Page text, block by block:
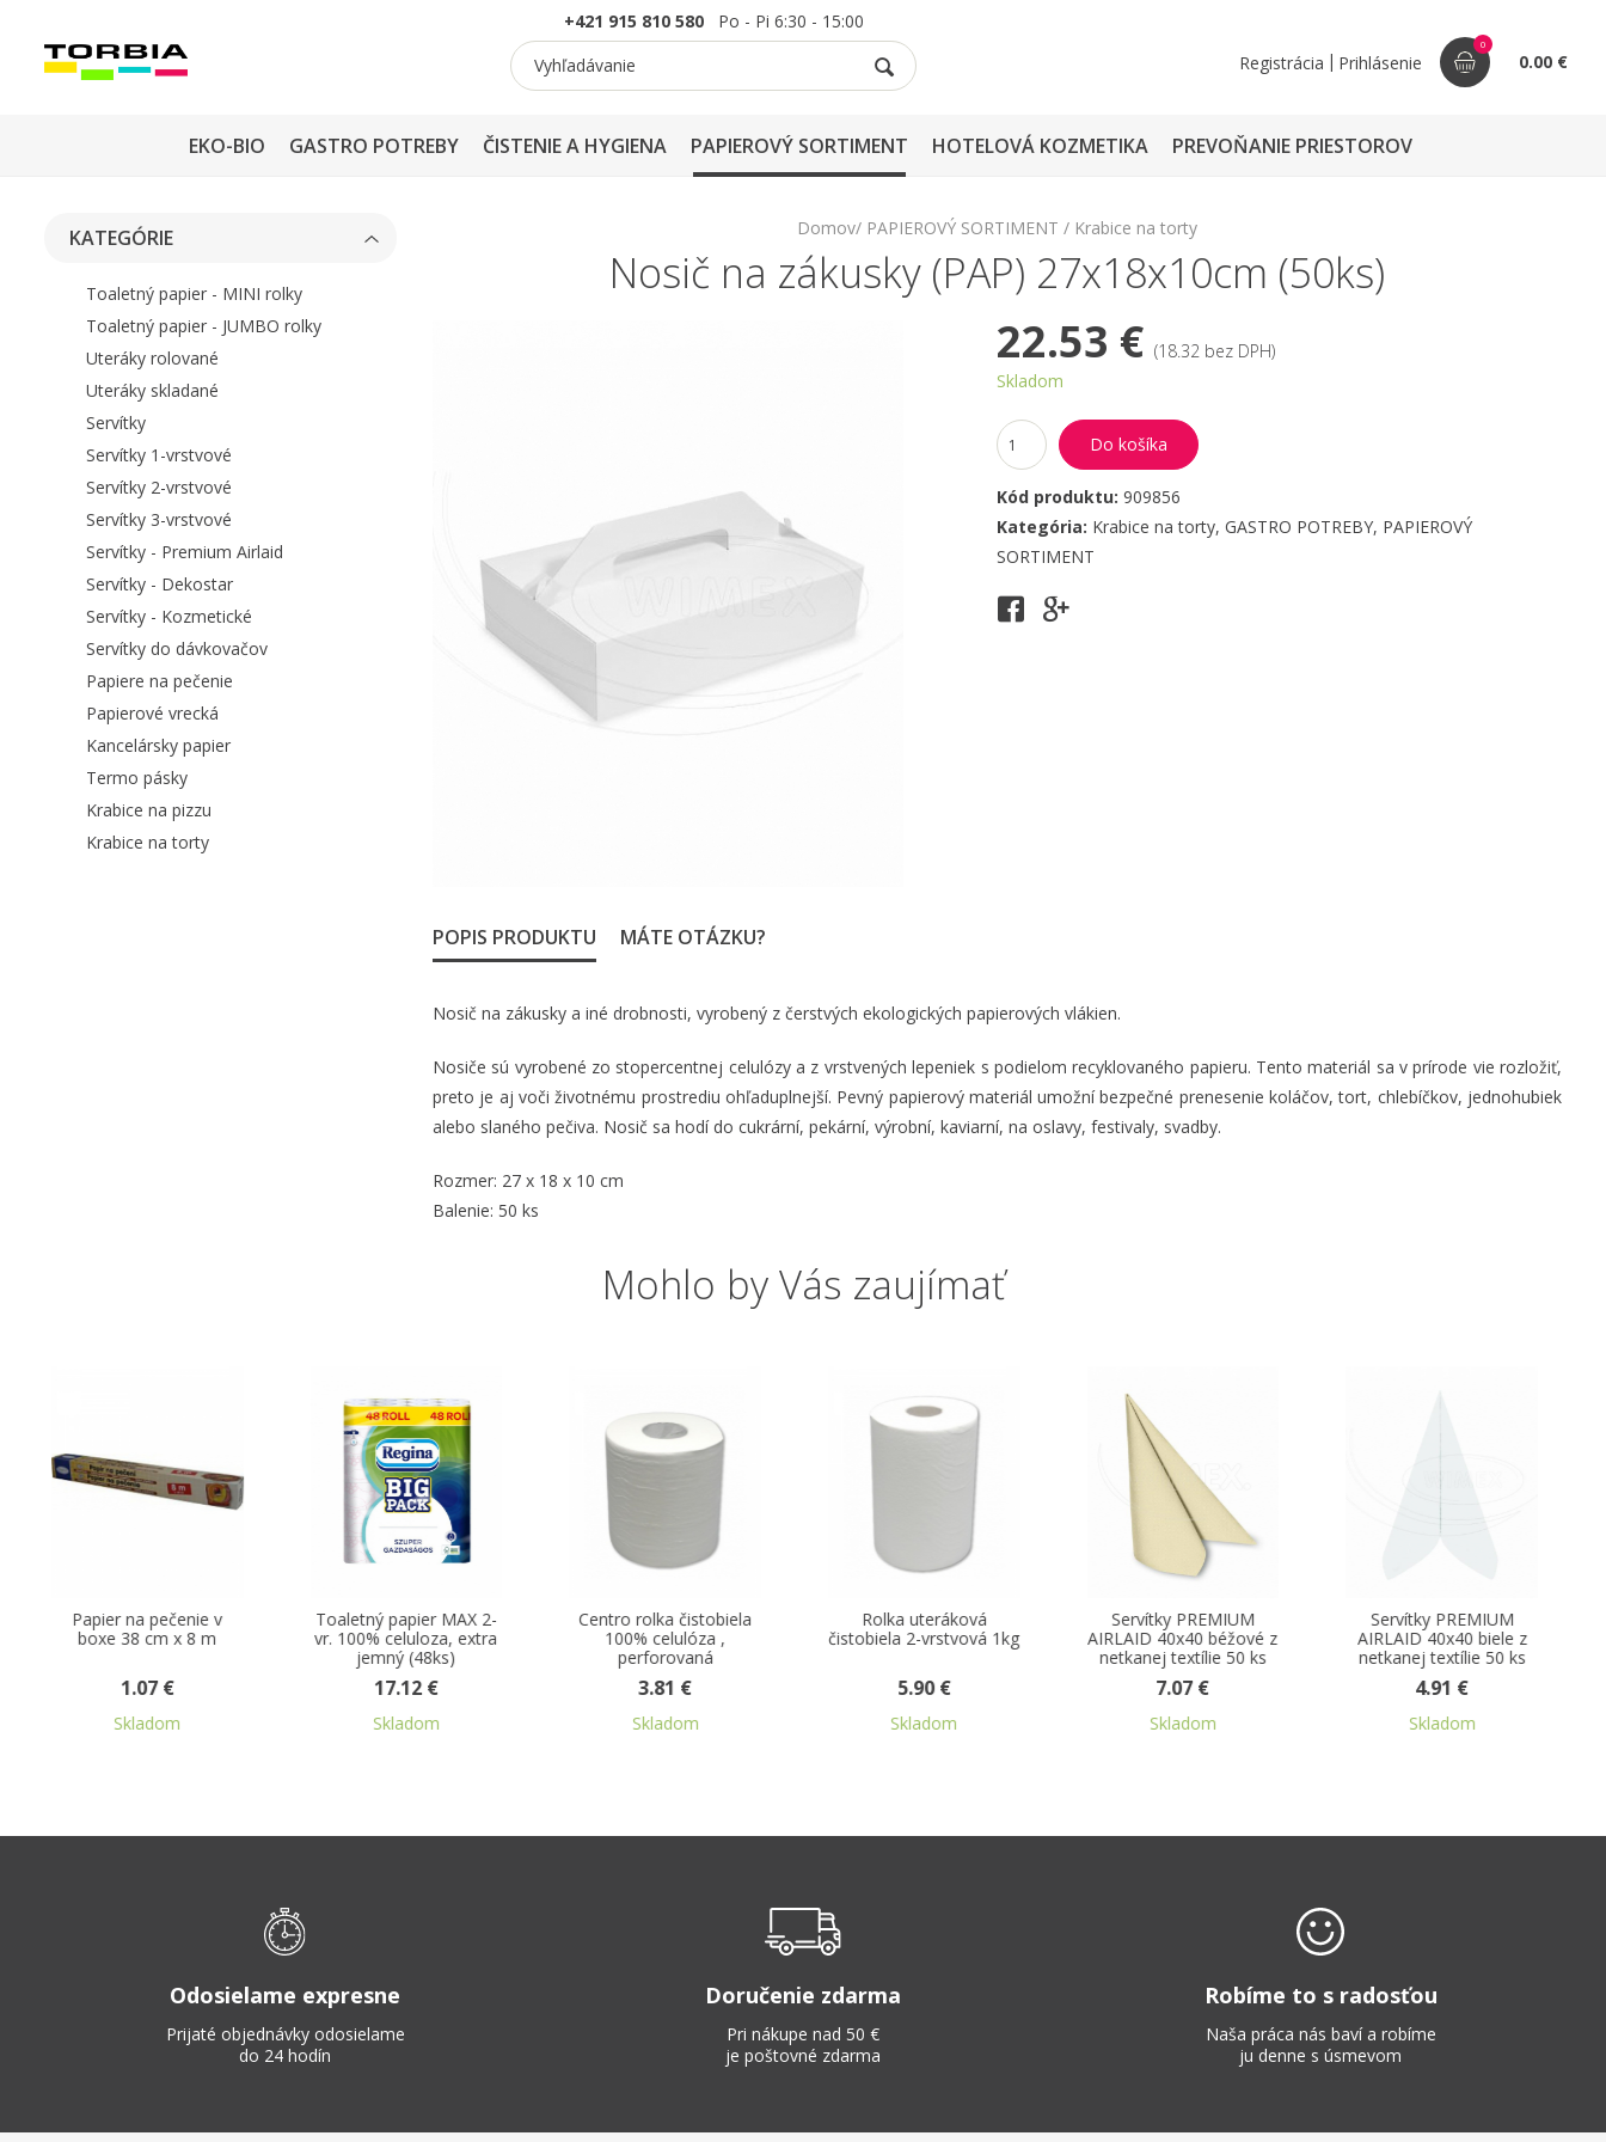
+421 915 810 580Po - Pi 6:30 - 15:00
Registrácia | Prihlásenie
0
0.00 €
EKO-BIO GASTRO POTREBY ČISTENIE A HYGIENA PAPIEROVÝ SORTIMENT HOTELOVÁ KOZMETIKA PREVOŇANIE PRIESTOROV
KATEGÓRIE
Toaletný papier - MINI rolky
Toaletný papier - JUMBO rolky
Uteráky rolované
Uteráky skladané
Servítky
Servítky 1-vrstvové
Servítky 2-vrstvové
Servítky 3-vrstvové
Servítky - Premium Airlaid
Servítky - Dekostar
Servítky - Kozmetické
Servítky do dávkovačov
Papiere na pečenie
Papierové vrecká
Kancelársky papier
Termo pásky
Krabice na pizzu
Krabice na torty
Domov PAPIEROVÝ SORTIMENT Krabice na torty
Nosič na zákusky (PAP) 27x18x10cm (50ks)
22.53 €(18.32 bez DPH)
Skladom
Do košíka
Kód produktu:909856
Kategória: Krabice na torty,GASTRO POTREBY, PAPIEROVÝ
SORTIMENT
POPIS PRODUKTU MÁTE OTÁZKU?
Nosič na zákusky a iné drobnosti, vyrobený z čerstvých ekologických papierových vlákien.
Nosiče sú vyrobené zo stopercentnej celulózy a z vrstvených lepeniek s podielom recyklovaného papieru. Tento materiál sa v prírode vie rozložiť,
preto je aj voči životnému prostrediu ohľaduplnejší. Pevný papierový materiál umožní bezpečné prenesenie koláčov, tort, chlebíčkov, jednohubiek
alebo slaného pečiva. Nosič sa hodí do cukrární, pekární, výrobní, kaviarní, na oslavy, festivaly, svadby.
Rozmer: 27 x 18 x 10 cm
Balenie: 50 ks
Mohlo by Vás zaujímať
Toaletný papier MAX 2-
vr. 100% celuloza, extra
17.12 €
Skladom
Centro rolka čistobiela
100% celulóza ,
perforovaná
3.81 €
Skladom
Rolka uteráková
čistobiela 2-vrstvová 1kg
5.90 €
Skladom
Servítky PREMIUM
AIRLAID 40x40 béžové z
netkanej textílie 50 ks
7.07 €
Skladom
Servítky PREMIUM
AIRLAID 40x40 biele z
netkanej textílie 50 ks
4.91 €
Skladom
Čašnícke účtenky čisté
0.49 €
Skladom
Odosielame expresne
Prijaté objednávky odosielame
do 24 hodín
Doručenie zdarma
Pri nákupe nad 50 €
je poštovné zdarma
Robíme to s radosťou
Naša práca nás baví a robíme
ju denne s úsmevom